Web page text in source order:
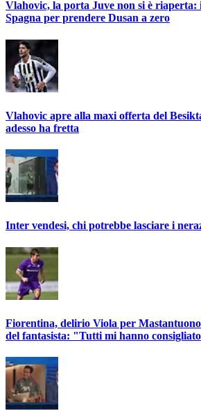
Vlahovic, la porta Juve non si è
Spagna per prendere Dusan a zero
Vlahovic apre alla maxi offerta del
adesso ha fretta
Inter vendesi, chi potrebbe lasciare i
Fiorentina, delirio Viola per
del fantasista: "Tutti mi hanno